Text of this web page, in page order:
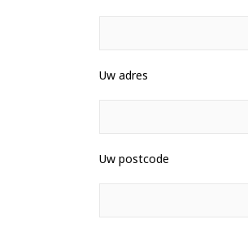
Uw adres
Uw postcode